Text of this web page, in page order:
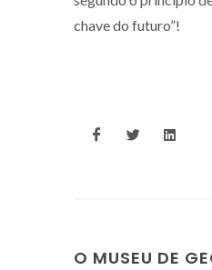
chave do futuro”!
O MUSEU DE